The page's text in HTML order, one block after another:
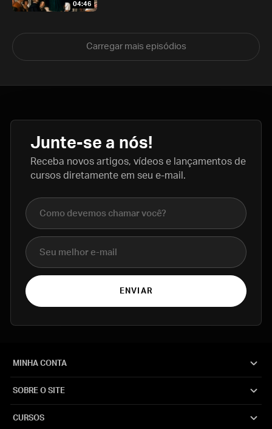
04:46
Carregar mais episódios
Junte-se a nós!
Receba novos artigos, vídeos e lançamentos de
cursos diretamente em seu e-mail.
Nome completo
E-mail
ENVIAR
MINHA CONTA
SOBRE O SITE
CURSOS